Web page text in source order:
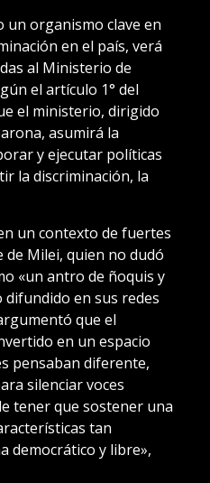
un organismo clave en
en el país, verá
al Ministerio de
el artículo 1° del
el ministerio, dirigido
asumirá la
y ejecutar políticas
la discriminación, la
un contexto de fuertes
Milei, quien no dudó
«un antro de ñoquis y
en sus redes
que el
en un espacio
pensaban diferente,
silenciar voces
tener que sostener una
tan
democrático y libre»,